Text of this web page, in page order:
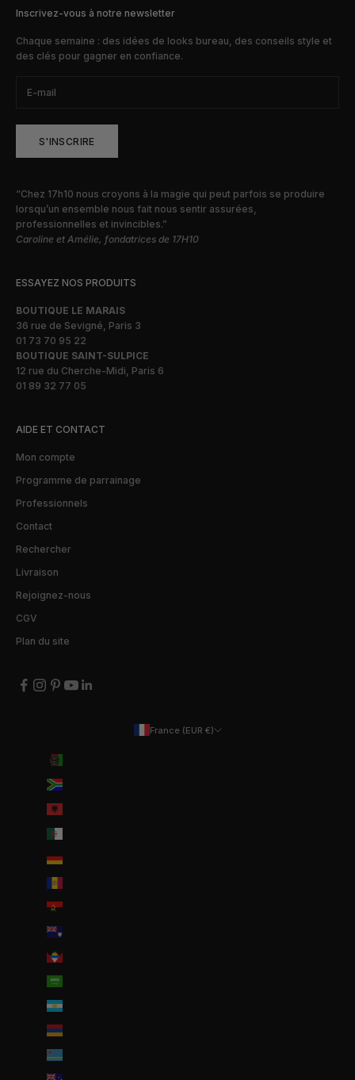
Inscrivez-vous à notre newsletter
Chaque semaine : des idées de looks bureau, des conseils style et
des clés pour gagner en confiance.
S'INSCRIRE
“Chez 17h10 nous croyons à la magie qui peut parfois se produire
lorsqu’un ensemble nous fait nous sentir assurées,
professionnelles et invincibles.”
Caroline et Amélie, fondatrices de 17H10
ESSAYEZ NOS PRODUITS
BOUTIQUE LE MARAIS
36 rue de Sevigné, Paris 3
01 73 70 95 22
BOUTIQUE SAINT-SULPICE
12 rue du Cherche-Midi, Paris 6
01 89 32 77 05
AIDE ET CONTACT
Mon compte
Programme de parrainage
Professionnels
Contact
Rechercher
Livraison
Rejoignez-nous
CGV
Plan du site
France (EUR €)